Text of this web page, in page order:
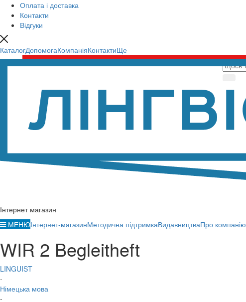
Оплата і доставка
Контакти
Відгуки
КаталогДопомогаКомпаніяКонтактиЩе
Інтернет магазин
МЕНЮІнтернет-магазинМетодична підтримкаВидавництваПро компанію
WIR 2 Begleitheft
LINGUIST
-
Німецька мова
-